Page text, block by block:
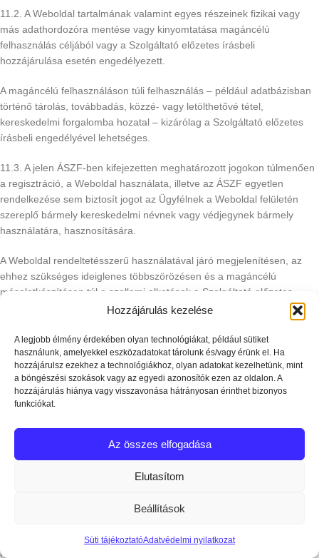
Hozzájárulás kezelése
A legjobb élmény érdekében olyan technológiákat, például sütiket
használunk, amelyekkel eszközadatokat tárolunk és/vagy érünk el. Ha
hozzájárulsz ezekhez a technológiákhoz, olyan adatokat kezelhetünk, mint
a böngészési szokások vagy az egyedi azonosítók ezen az oldalon. A
hozzájárulás hiánya vagy visszavonása hátrányosan érinthet bizonyos
funkciókat.
Az összes elfogadása
Elutasítom
Beállítások
Süti tájékoztatóAdatvédelmi nyilatkozat
11.2. A Weboldal tartalmának valamint egyes részeinek fizikai vagy
más adathordozóra mentése vagy kinyomtatása magáncélú
felhasználás céljából vagy a Szolgáltató előzetes írásbeli
hozzájárulása esetén engedélyezett.
A magáncélú felhasználáson túli felhasználás – például adatbázisban
történő tárolás, továbbadás, közzé- vagy letölthetővé tétel,
kereskedelmi forgalomba hozatal – kizárólag a Szolgáltató előzetes
írásbeli engedélyével lehetséges.
11.3. A jelen ÁSZF-ben kifejezetten meghatározott jogokon túlmenően
a regisztráció, a Weboldal használata, illetve az ÁSZF egyetlen
rendelkezése sem biztosít jogot az Ügyfélnek a Weboldal felületén
szereplő bármely kereskedelmi névnek vagy védjegynek bármely
használatára, hasznosítására.
A Weboldal rendeltetésszerű használatával járó megjelenítésen, az
ehhez szükséges ideiglenes többszörözésen és a magáncélú
másolatkészítésen túl e szellemi alkotások a Szolgáltató előzetes
írásbeli engedélye nélkül semmilyen egyéb formában nem
12. PANASZÉRVÉNYESÍTÉSILEHETŐSÉGEK
12.1. Panaszügyintézés
Az Ügyfél a termékkel vagy a Szolgáltató tevékenységével kapcsolatos
fogyasztói kifogásait az alábbi elérhetőségeken terjesztheti elő:
Vásárlói ügyfélszolgálat (Vevőszolgálat)
• Cím: 7130 Tolna Munkácsy Mihály utca 2.
• Telefonos ügyfélszolgálat nyitva tartás: 10:00–16:00 óráig Telefon:
Az Ügyfél a termékkel vagy a tevékenységével kapcsolatos fogyasztói
kifogás 12.1. pont szerinti elérhetőségeken terjesztheti elő.